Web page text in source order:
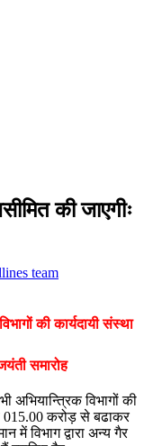
की जाएगीः
team
की कार्यदायी संस्था
समारोह
अभियान्त्रिक विभागों की
015.00 करोड़ से बढाकर
में विभाग द्वारा अन्य गैर